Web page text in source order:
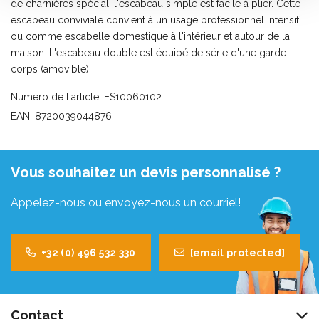
de charnières spécial, l'éscabeau simple est facile à plier. Cette
escabeau conviviale convient à un usage professionnel intensif
ou comme escabelle domestique à l'intérieur et autour de la
maison. L'escabeau double est équipé de série d'une garde-
corps (amovible).
Numéro de l'article: ES10060102
EAN: 8720039044876
Vous souhaitez un devis personnalisé ?
Appelez-nous ou envoyez-nous un courriel!
+32 (0) 496 532 330 [email protected]
Contact